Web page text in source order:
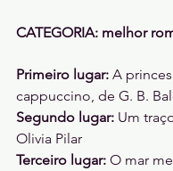
CATEGORIA: melhor
Primeiro lugar: A
cappuccino, de G. B.
Segundo lugar: Um
Olivia Pilar
Terceiro lugar: O mar